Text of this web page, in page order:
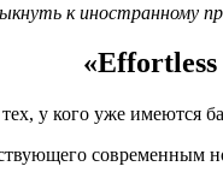
к иностранному
у кого уже имеются
современным